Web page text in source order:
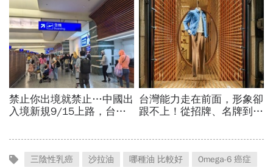
三陰性乳癌 沙拉油 哪種油 比較好
Omega-6 癌症